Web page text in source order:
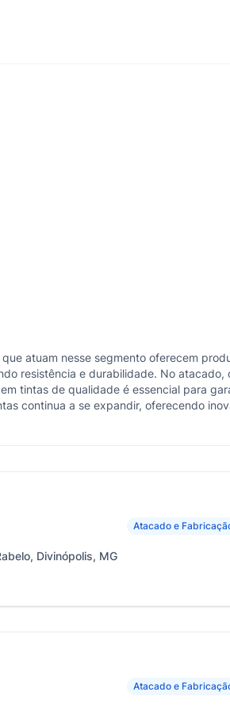
atuam nesse segmento oferecem
resistência e durabilidade. No atacado,
tintas de qualidade é essencial para
continua a se expandir, oferecendo
Atacado e
Divinópolis, MG
Atacado e